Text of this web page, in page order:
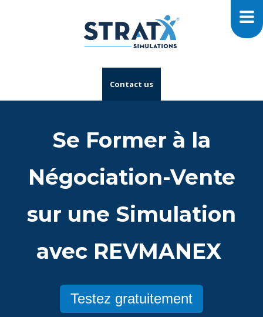
Contact us
Se Former à la
Négociation-Vente
sur une Simulation
avec REVMANEX
Testez gratuitement